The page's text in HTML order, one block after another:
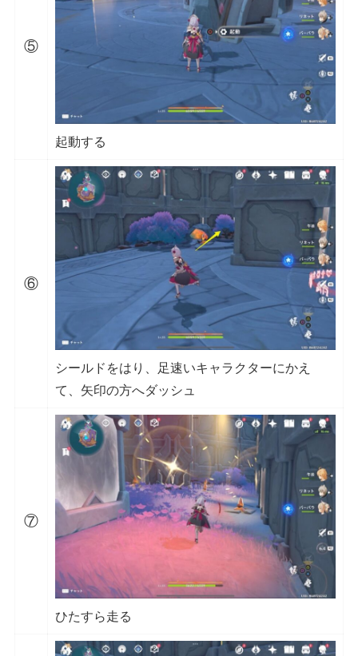
⑤
起動する
⑥
シールドをはり、足速いキャラクターにかえ
て、矢印の方へダッシュ
⑦
ひたすら走る